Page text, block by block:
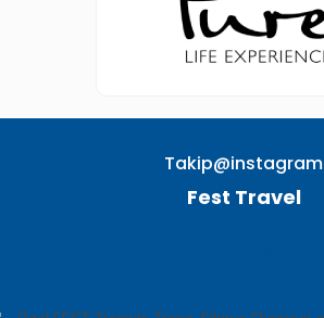
Takip@instagram
Fest Travel